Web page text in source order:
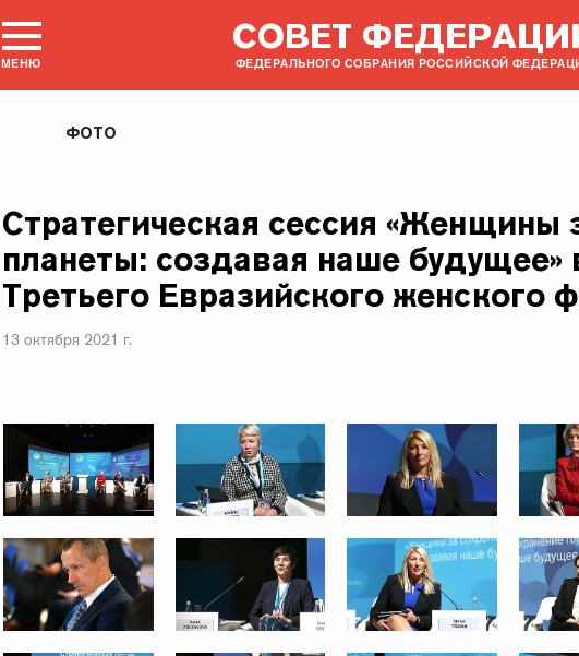
МЕНЮ
СОВЕТ
ФЕДЕРАЛЬНОГО СОБРАНИЯ РОССИЙСКОЙ
ФОТО
Стратегическая сессия «Женщины
планеты: создавая наше будущее»
Третьего Евразийского женского
13 октября 2021 г.